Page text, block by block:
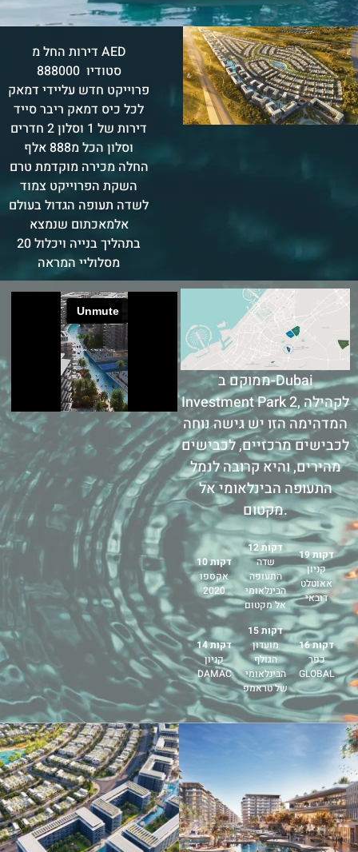
דירות החל מ AED
888000 סטודיו
פרוייקט חדש עליידי דמאק
לכל כיס דמאק ריבר סייד
דירות של 1 וסלון 2 חדרים
וסלון הכל מ888 אלף
החלה מכירה מוקדמת טרם
השקת הפרוייקט צמוד
לשדה תעופה הגדול בעולם
אלמאכתום שנמצא
בתהליך בנייה ויכלול 20
מסלוליי המראה
ממוקם ב-Dubai
Investment Park 2, לקהילה
המדהימה הזו יש גישה נוחה
לכבישים מרכזיים, לכבישים
מהירים, והיא קרובה לנמל
התעופה הבינלאומי אל
מקטום.
10 דקות
אקספו
2020
12 דקות
שדה
התעופה
הבינלאומי
אל מקטום
19 דקות
קניון
אאוטלט
דובאי
14 דקות
קניון
DAMAC
15 דקות
מועדון
הגולף
הבינלאומי
של טראמפ
16 דקות
כפר
GLOBAL